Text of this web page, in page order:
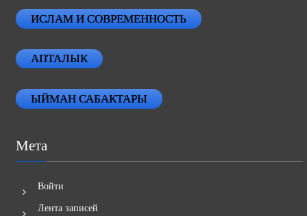
ИСЛАМ И СОВРЕМЕННОСТЬ
АПТАЛЫК
ЫЙМАН САБАКТАРЫ
Мета
Войти
Лента записей